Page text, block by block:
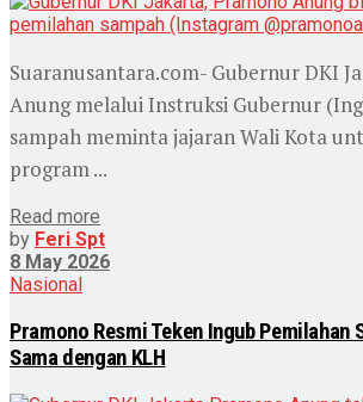
Suaranusantara.com- Gubernur DKI
Anung melalui Instruksi Gubernur
sampah meminta jajaran Wali Kota
program ...
Read more
by Feri Spt
8 May 2026
Nasional
Pramono Resmi Teken Ingub Pemilahan
Sama dengan KLH